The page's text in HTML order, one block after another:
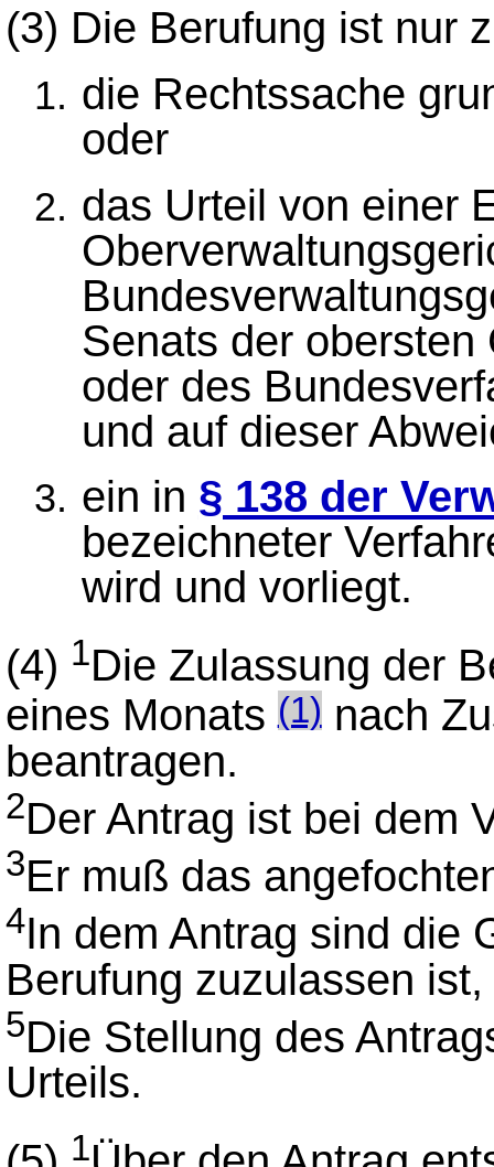
(3) Die Berufung ist nur
die Rechtssache
oder
das Urteil von einer
Senats der
oder des
und auf dieser
ein in § 138 der
bezeichneter
wird und vorliegt.
(4) 1Die Zulassung der
eines Monats(1)nach
beantragen.
2Der Antrag ist bei dem
3Er muß das
4In dem Antrag sind die
Berufung zuzulassen
5Die Stellung des
Urteils.
1